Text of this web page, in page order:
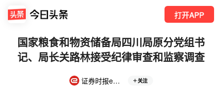
打开APP
国家粮食和物资储备局四川局原分党组书
记、局长关路林接受纪律审查和监察调查
证券时报e公司 关注